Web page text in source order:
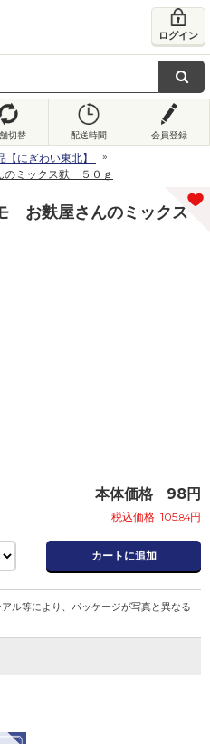
ログイン
切替 配送時間 会員登録
にぎわい東北】
のミックス麩 ５０ｇ
お麩屋さんのミックス
本体価格 98円
税込価格 105.84円
カートに追加
ル等により、パッケージが写真と異なる